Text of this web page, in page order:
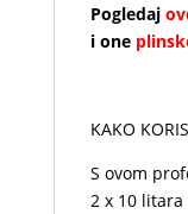
Pogledaj
i one
KAKO
S ovom
2 x 10